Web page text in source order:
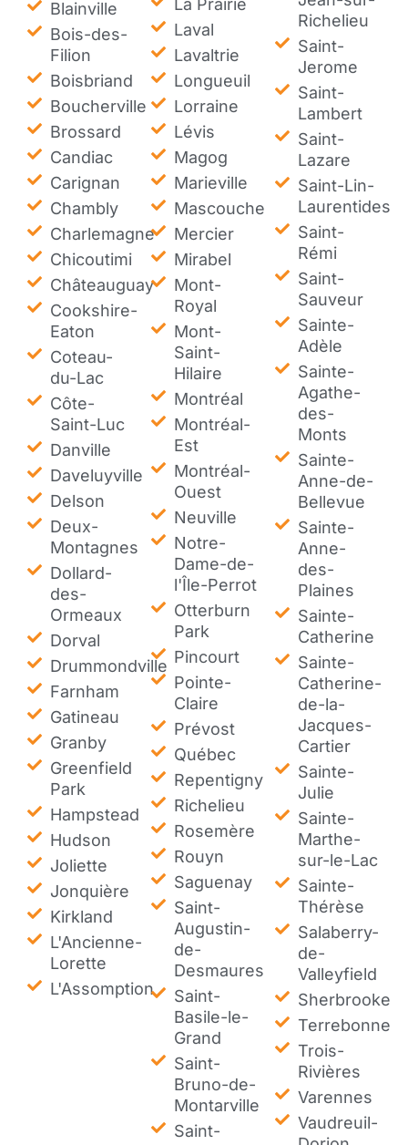
Blainville
Bois-des-
Filion
Boisbriand
Boucherville
Brossard
Candiac
Carignan
Chambly
Charlemagne
Chicoutimi
Châteauguay
Cookshire-
Eaton
Coteau-
du-Lac
Côte-
Saint-Luc
Danville
Daveluyville
Delson
Deux-
Montagnes
Dollard-
des-
Ormeaux
Dorval
Drummondville
Farnham
Gatineau
Granby
Greenfield
Park
Hampstead
Hudson
Joliette
Jonquière
Kirkland
L'Ancienne-
Lorette
L'Assomption
La Prairie
Laval
Lavaltrie
Longueuil
Lorraine
Lévis
Magog
Marieville
Mascouche
Mercier
Mirabel
Mont-
Royal
Mont-
Saint-
Hilaire
Montréal
Montréal-
Est
Montréal-
Ouest
Neuville
Notre-
Dame-de-
l'Île-Perrot
Otterburn
Park
Pincourt
Pointe-
Claire
Prévost
Québec
Repentigny
Richelieu
Rosemère
Rouyn
Saguenay
Saint-
Augustin-
de-
Desmaures
Saint-
Basile-le-
Grand
Saint-
Bruno-de-
Montarville
Saint-
Richelieu
Saint-
Jerome
Saint-
Lambert
Saint-
Lazare
Saint-Lin-
Laurentides
Saint-
Rémi
Saint-
Sauveur
Sainte-
Adèle
Sainte-
Agathe-
des-
Monts
Sainte-
Anne-de-
Bellevue
Sainte-
Anne-
des-
Plaines
Sainte-
Catherine
Sainte-
Catherine-
de-la-
Jacques-
Cartier
Sainte-
Julie
Sainte-
Marthe-
sur-le-Lac
Sainte-
Thérèse
Salaberry-
de-
Valleyfield
Sherbrooke
Terrebonne
Trois-
Rivières
Varennes
Vaudreuil-